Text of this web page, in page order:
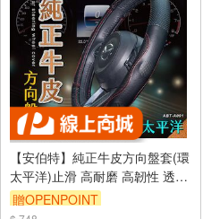
【安伯特】純正牛皮方向盤套(環
太平洋)止滑 高耐磨 高韌性 透氣
吸汗
贈OPENPOINT